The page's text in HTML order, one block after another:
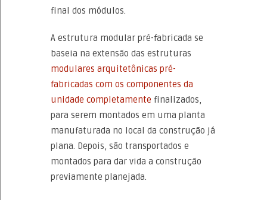
final dos módulos.
A estrutura modular pré-fabricada se
baseia na extensão das estruturas
modulares arquitetônicas pré-
fabricadas com os componentes da
unidade completamente finalizados,
para serem montados em uma planta
manufaturada no local da construção já
plana. Depois, são transportados e
montados para dar vida a construção
previamente planejada.